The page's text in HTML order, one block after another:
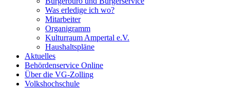
Was erledige ich wo?
Mitarbeiter
Organigramm
Kulturraum Ampertal e.V.
Haushaltspläne
Aktuelles
Behördenservice Online
Über die VG-Zolling
Volkshochschule